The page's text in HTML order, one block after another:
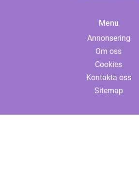
Menu
Annonsering
Om oss
Cookies
Kontakta oss
Sitemap